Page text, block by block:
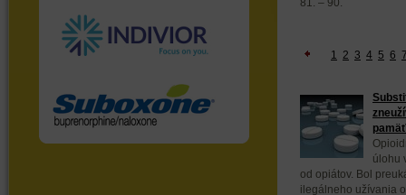
1 2 3 4 5 6
úlohu
od opiátov. Bol
ilegálneho užívania